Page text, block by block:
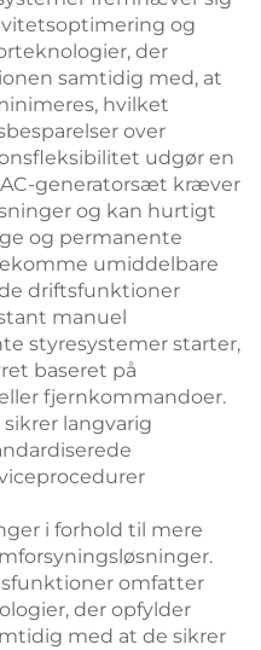
og
der
samtidig med, at
hvilket
over
udgør en
generatorsæt kræver
og kan hurtigt
og permanente
umiddelbare
driftsfunktioner
manuel
styresystemer starter,
baseret på
fjernkommandoer.
langvarig
i forhold til mere
omfatter
der opfylder
med at de sikrer